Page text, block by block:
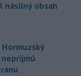
násilný obsah